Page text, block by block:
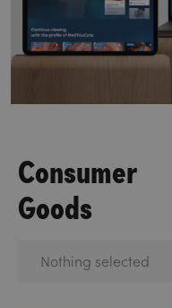
Consumer
Goods
Nothing selected